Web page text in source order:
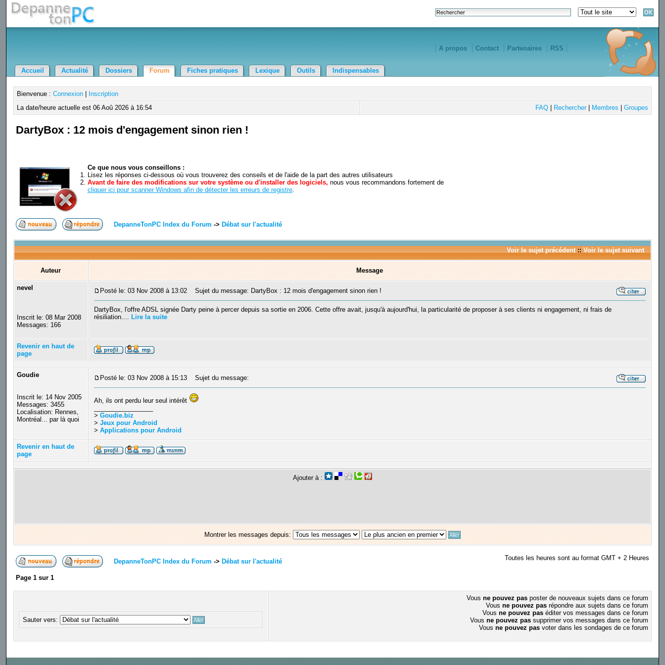
A propos Contact Partenaires RSS
Accueil Actualité Dossiers Forum Fiches pratiques Lexique Outils Indispensables
Bienvenue : Connexion|
Inscription
La date/heure actuelle est 06 Aoû 2026 à 16:54
FAQ| Rechercher| Membres Groupes
DartyBox : 12 mois d'engagement sinon rien !
Ce que nous vous conseillons :
Lisez les réponses ci-dessous où vous trouverez des conseils et de l'aide de la part des autres utilisateurs
Avant de faire des modifications sur votre système ou d'installer des logiciels, nous vous recommandons fortement de
cliquer ici pour scanner Windows afin de détecter les erreurs de registre.
DepanneTonPC Index du Forum -> Débat sur l'actualité
Voir le sujet précédent:: Voir le sujet suivant
Auteur Message
nevel
Inscrit le: 08 Mar 2008
Messages: 166
Posté le: 03 Nov 2008 à 13:02 Sujet du message: DartyBox : 12 mois d'engagement sinon rien !
DartyBox, l'offre ADSL signée Darty peine à percer depuis sa sortie en 2006. Cette offre avait, jusqu'à aujourd'hui, la particularité de proposer à ses clients ni engagement, ni frais de
résiliation.... Lire la suite
Revenir en haut de
page
Goudie
Inscrit le: 14 Nov 2005
Messages: 3455
Localisation: Rennes,
Montréal... par là quoi
Posté le: 03 Nov 2008 à 15:13 Sujet du message:
Ah, ils ont perdu leur seul intérêt
> Goudie.biz
> Jeux pour Android
> Applications pour Android
Revenir en haut de
page
Ajouter à :
Montrer les messages depuis:
DepanneTonPC Index du Forum -> Débat sur l'actualité Toutes les heures sont au format GMT + 2 Heures
Page 1sur 1
Sauter vers:
Vous ne pouvez pasposter de nouveaux sujets dans ce forum
Vous ne pouvez pasrépondre aux sujets dans ce forum
Vous ne pouvez paséditer vos messages dans ce forum
Vous ne pouvez passupprimer vos messages dans ce forum
Vous ne pouvez pasvoter dans les sondages de ce forum